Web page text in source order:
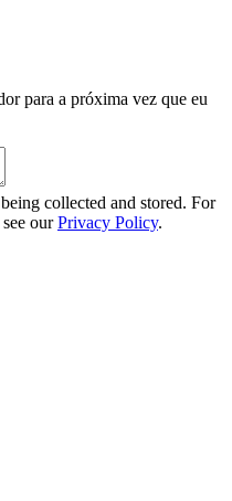
para a próxima vez que eu
collected and stored. For
ourPrivacy Policy.